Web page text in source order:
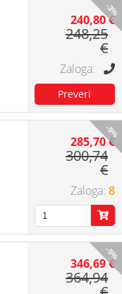
-3%
240,80 €
248,25
€
-5%
285,70 €
300,74
€
8
-5%
346,69 €
364,94